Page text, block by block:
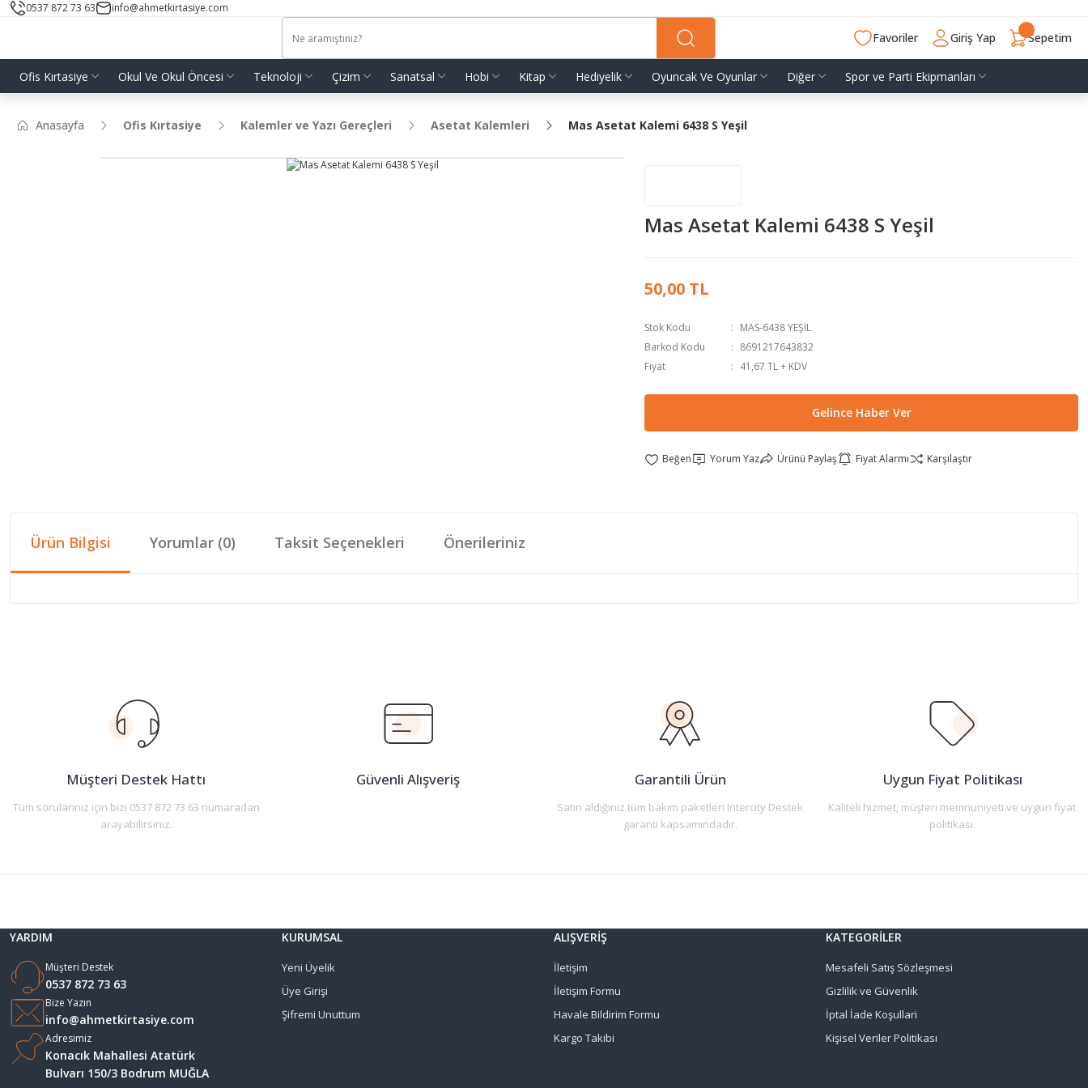
0537 872 73 63 info@ahmetkirtasiye.com
Favoriler Giriş Yap Sepetim
Ofis Kırtasiye Okul Ve Okul Öncesi Teknoloji Çizim Sanatsal Hobi Kitap Hediyelik Oyuncak Ve Oyunlar Diğer Spor ve Parti Ekipmanları
Anasayfa Ofis Kırtasiye Kalemler ve Yazı Gereçleri Asetat Kalemleri Mas Asetat Kalemi 6438 S Yeşil
Mas Asetat Kalemi 6438 S Yeşil
50,00 TL
Stok Kodu
MAS-6438 YEŞİL
Barkod Kodu
8691217643832
Fiyat
41,67 TL + KDV
Gelince Haber Ver
Yorum Yaz Ürünü Paylaş Fiyat Alarmı Karşılaştır
Ürün Bilgisi Yorumlar (0) Taksit Seçenekleri Önerileriniz
Ürün açıklamasında eksik bilgiler bulunuyor.
Ürün bilgilerinde hatalar bulunuyor.
Bu ürüne benzer farklı alternatifler olmalı.
Müşteri Destek Hattı
Tüm sorularınız için bizi 0537 872 73 63 numaradan
arayabilirsiniz.
Güvenli Alışveriş Garantili Ürün
Satın aldığınız tüm bakım paketleri Intercity Destek
garanti kapsamındadır.
Uygun Fiyat Politikası
Kaliteli hizmet, müşteri memnuniyeti ve uygun fiyat
politikası.
YARDIM
Müşteri Destek
0537 872 73 63
Bize Yazın
info@ahmetkirtasiye.com
Adresimiz
Konacık Mahallesi Atatürk
Bulvarı 150/3 Bodrum MUĞLA
KURUMSAL
Yeni Üyelik
Üye Girişi
Şifremi Unuttum
ALIŞVERİŞ
İletişim
İletişim Formu
Havale Bildirim Formu
Kargo Takibi
KATEGORİLER
Mesafeli Satış Sözleşmesi
Gizlilik ve Güvenlik
İptal İade Koşullari
Kişisel Veriler Politikası